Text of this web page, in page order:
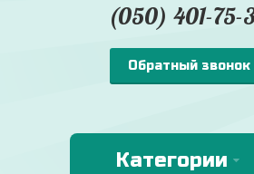
(050) 401-75-
Обратный звонок
Категории